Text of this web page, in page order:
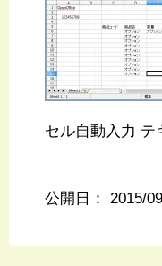
セル自動入力 テ
公開日： 2015/